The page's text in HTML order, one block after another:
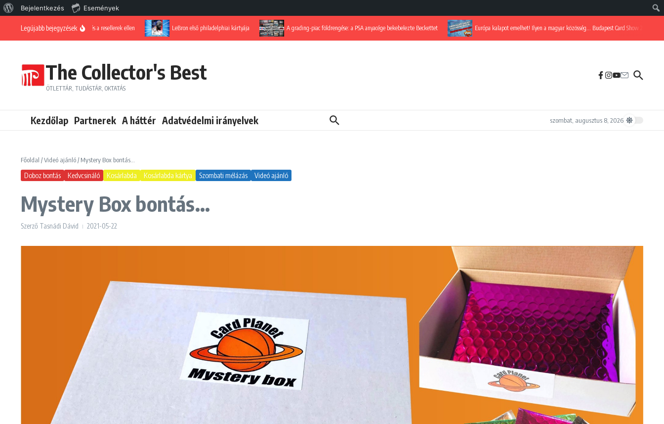
WordPress, a csodás
Bejelentkezés Események
Legújabb bejegyzések
Harc a scalperek és a resellerek ellen LeBron első philadelphiai kártyája A grading-piac földrengése: a PSA anyacége bekebelezte Beckettet Európa kalapot emelhet! Ilyen a magyar közösség… Budapest Card Show 2025
The Collector's Best
ÖTLETTÁR, TUDÁSTÁR, OKTATÁS
Kezdőlap Partnerek A háttér Adatvédelmi irányelvek szombat, augusztus 8, 2026
Főoldal /Videó ajánló/Mystery Box bontás…
Doboz bontás Kedvcsináló Kosárlabda Kosárlabda kártya Szombati mélázás Videó ajánló
Mystery Box bontás…
Szerző Tasnádi Dávid 2021-05-22